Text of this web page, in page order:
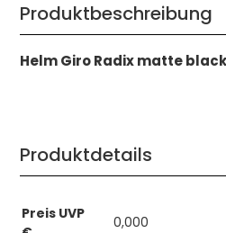
Produktbeschreibung
Helm Giro Radix matte
Produktdetails
Preis UVP
0,000